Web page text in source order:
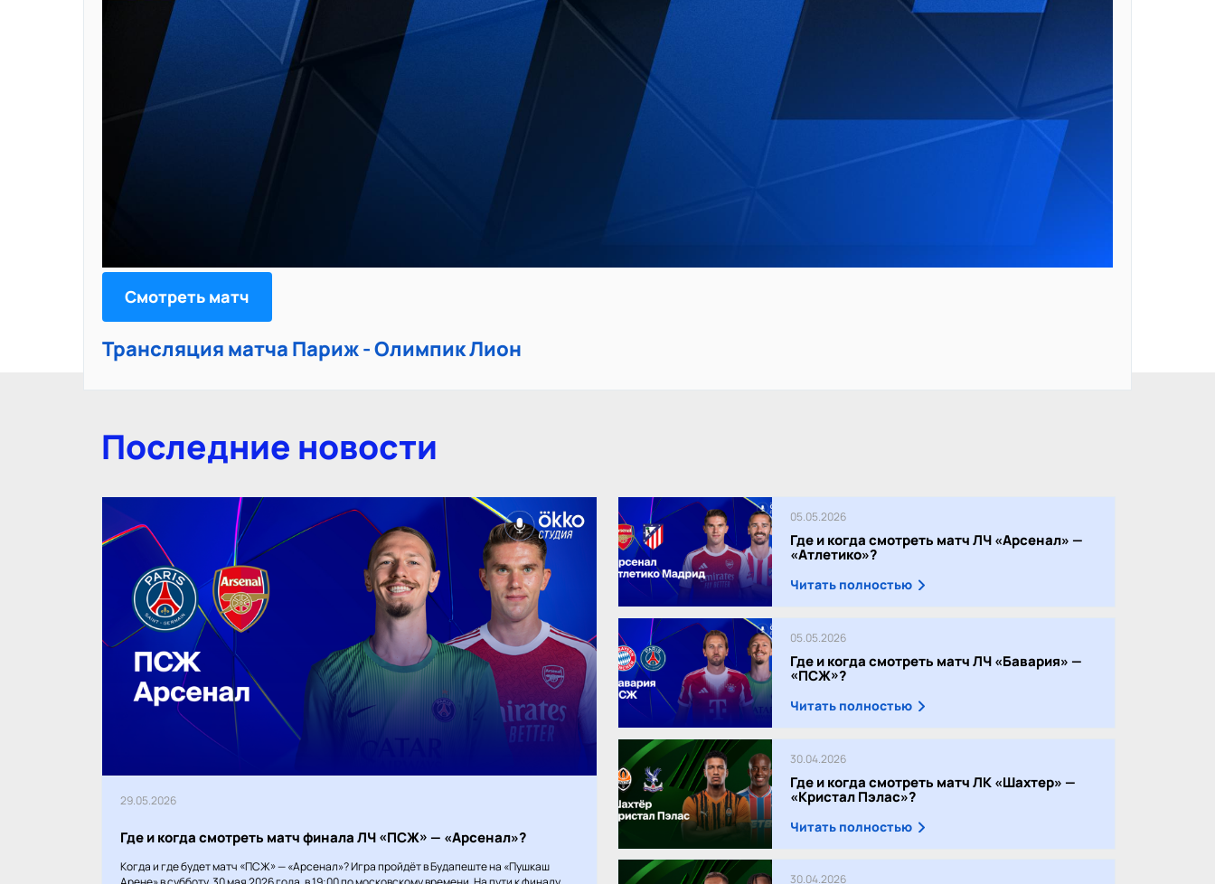
Смотреть матч
Трансляция матча Париж - Олимпик Лион
Последние новости
29.05.2026
Где и когда смотреть матч финала ЛЧ «ПСЖ» — «Арсенал»?
Когда и где будет матч «ПСЖ» — «Арсенал»? Игра пройдёт в Будапеште на «Пушкаш
05.05.2026
Где и когда смотреть матч ЛЧ «Арсенал» —
«Атлетико»?
Читать полностью
05.05.2026
Где и когда смотреть матч ЛЧ «Бавария» —
«ПСЖ»?
Читать полностью
30.04.2026
Где и когда смотреть матч ЛК «Шахтер» —
«Кристал Пэлас»?
Читать полностью
30.04.2026